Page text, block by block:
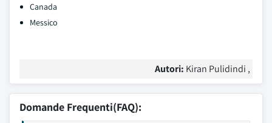
Canada
Messico
Autori: Kiran Pulidindi ,
Domande Frequenti(FAQ):